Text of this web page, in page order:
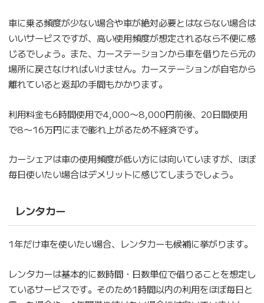
車に乗る頻度が少ない場合や車が絶対必要とはならない場合は
いいサービスですが、高い使用頻度が想定されるなら不便に感
じるでしょう。また、カーステーションから車を借りたら元の
場所に戻さなければいけません。カーステーションが自宅から
離れていると返却の手間もかかります。
利用料金も6時間使用で4,000〜8,000円前後、20日間使用
で8〜16万円にまで膨れ上がるため不経済です。
カーシェアは車の使用頻度が低い方には向いていますが、ほぼ
毎日使いたい場合はデメリットに感じてしまうでしょう。
レンタカー
1年だけ車を使いたい場合、レンタカーも候補に挙がります。
レンタカーは基本的に数時間・日数単位で借りることを想定し
ているサービスです。そのため1時間以内の利用をほぼ毎日と